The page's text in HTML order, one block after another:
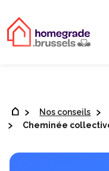
Nos conseils
Cheminée